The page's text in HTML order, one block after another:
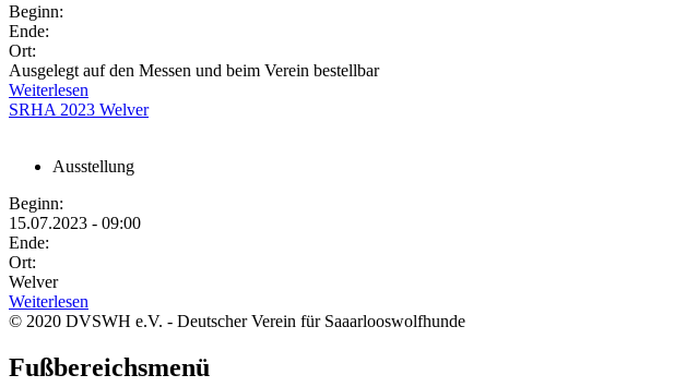
Beginn:
Ende:
Ort:
Ausgelegt auf den Messen und beim Verein bestellbar
Weiterlesen
SRHA 2023 Welver
Ausstellung
Beginn:
15.07.2023 - 09:00
Ende:
Ort:
Welver
Weiterlesen
© 2020 DVSWH e.V. - Deutscher Verein für Saaarlooswolfhunde
Fußbereichsmenü